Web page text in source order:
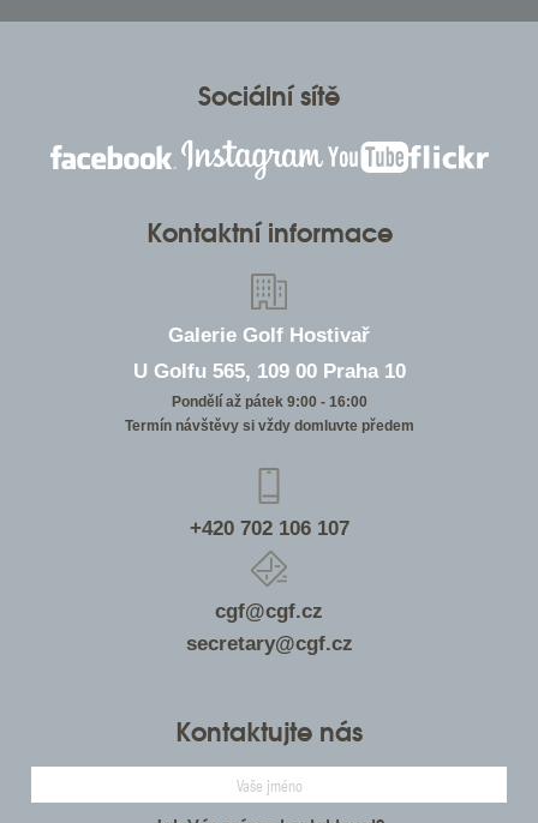
Sociální sítě
Kontaktní informace
Galerie Golf Hostivař
U Golfu 565, 109 00 Praha 10
Pondělí až pátek 9:00 - 16:00
Termín návštěvy si vždy domluvte předem
+420 702 106 107
cgf@cgf.cz
secretary@cgf.cz
Kontaktujte nás